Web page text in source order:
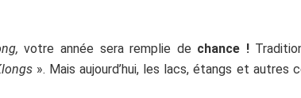
votre année sera remplie de chance !
». Mais aujourd’hui, les lacs, étangs et autres